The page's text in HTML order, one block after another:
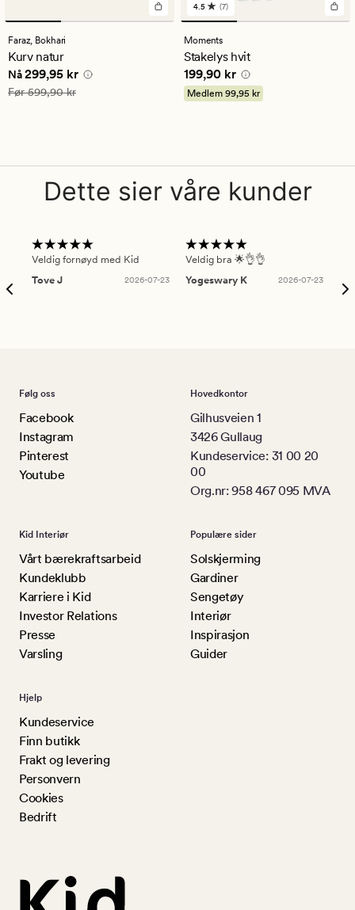
Faraz, Bokhari
Kurv natur
Nåværende pris
Nå299,95 kr
Vanlig pris 599,90 kr
Før599,90 kr
7
anmeldelser
med
en
gjennomsnittlig
vurdering
på
4.5
4.5 (7)
Moments
Stakelys hvit
Pris 199,90 kr
199,90 kr
Medlem 99,95 kr
Dette sier våre kunder
Veldig fornøyd med Kid
Tove J
2026-07-23
Veldig bra 🌟👌👌
Yogeswary K
2026-07-23
Følg oss
Facebook
Instagram
Pinterest
Youtube
Hovedkontor
Gilhusveien 1
3426 Gullaug
Kundeservice: 31 00 20
00
Org.nr: 958 467 095 MVA
Kid Interiør
Vårt bærekraftsarbeid
Kundeklubb
Karriere i Kid
Investor Relations
Presse
Varsling
Populære sider
Solskjerming
Gardiner
Sengetøy
Interiør
Inspirasjon
Guider
Hjelp
Kundeservice
Finn butikk
Frakt og levering
Personvern
Cookies
Bedrift